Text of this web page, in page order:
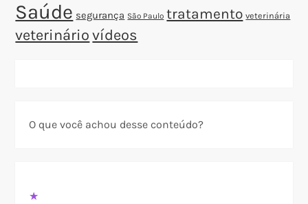
Saúde segurança São Paulo tratamento veterinária
veterinário vídeos
O que você achou desse conteúdo?
★